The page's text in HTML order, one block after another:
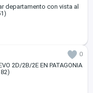
departamento con vista al
0
2D/2B/2E EN PATAGONIA